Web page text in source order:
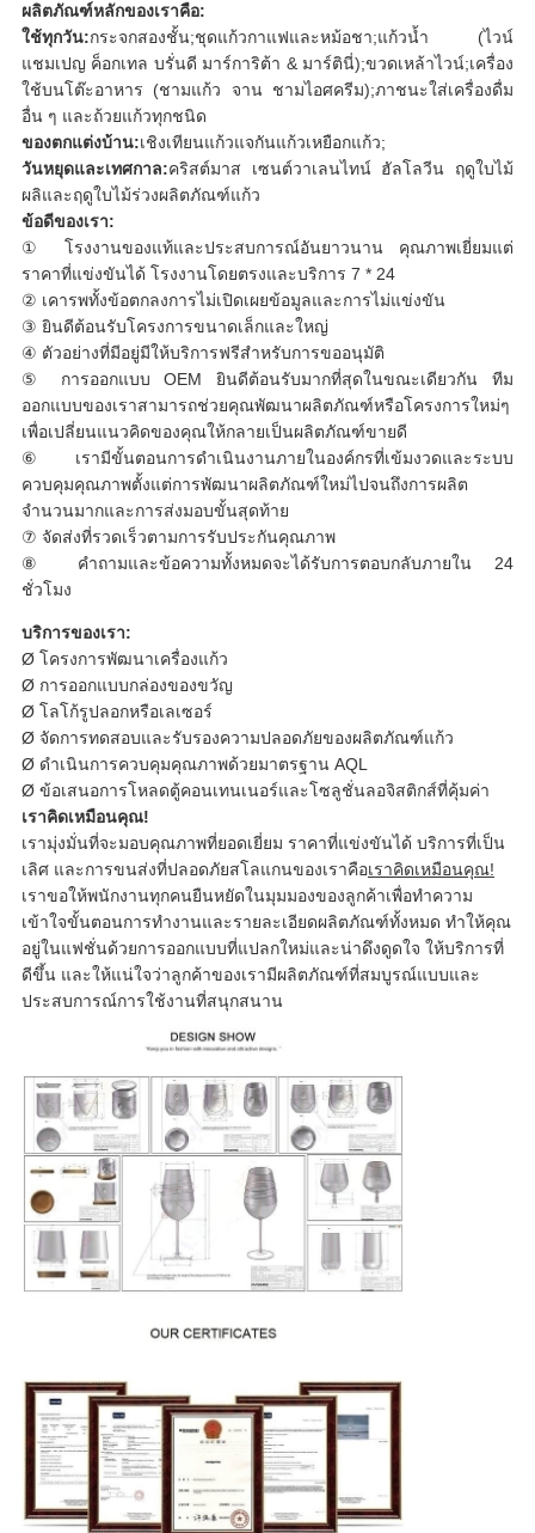
ผลิตภัณฑ์หลักของเราคือ:
ใช้ทุกวัน:กระจกสองชั้น;ชุดแก้วกาแฟและหม้อชา;แก้วน้ำ (ไวน์
แชมเปญ ค็อกเทล บรั่นดี มาร์การิต้า & มาร์ตินี่);ขวดเหล้าไวน์;เครื่อง
ใช้บนโต๊ะอาหาร (ชามแก้ว จาน ชามไอศครีม);ภาชนะใส่เครื่องดื่ม
อื่น ๆ และถ้วยแก้วทุกชนิด
ของตกแต่งบ้าน:เชิงเทียนแก้วแจกันแก้วเหยือกแก้ว;
วันหยุดและเทศกาล:คริสต์มาส เซนต์วาเลนไทน์ ฮัลโลวีน ฤดูใบไม้
ผลิและฤดูใบไม้ร่วงผลิตภัณฑ์แก้ว
ข้อดีของเรา:
① โรงงานของแท้และประสบการณ์อันยาวนาน คุณภาพเยี่ยมแต่
ราคาที่แข่งขันได้ โรงงานโดยตรงและบริการ 7 * 24
② เคารพทั้งข้อตกลงการไม่เปิดเผยข้อมูลและการไม่แข่งขัน
③ ยินดีต้อนรับโครงการขนาดเล็กและใหญ่
④ ตัวอย่างที่มีอยู่มีให้บริการฟรีสำหรับการขออนุมัติ
⑤ การออกแบบ OEM ยินดีต้อนรับมากที่สุดในขณะเดียวกัน ทีม
ออกแบบของเราสามารถช่วยคุณพัฒนาผลิตภัณฑ์หรือโครงการใหม่ๆ
เพื่อเปลี่ยนแนวคิดของคุณให้กลายเป็นผลิตภัณฑ์ขายดี
⑥ เรามีขั้นตอนการดำเนินงานภายในองค์กรที่เข้มงวดและระบบ
ควบคุมคุณภาพตั้งแต่การพัฒนาผลิตภัณฑ์ใหม่ไปจนถึงการผลิต
จำนวนมากและการส่งมอบขั้นสุดท้าย
⑦ จัดส่งที่รวดเร็วตามการรับประกันคุณภาพ
⑧ คำถามและข้อความทั้งหมดจะได้รับการตอบกลับภายใน 24
ชั่วโมง
บริการของเรา:
Ø โครงการพัฒนาเครื่องแก้ว
Ø การออกแบบกล่องของขวัญ
Ø โลโก้รูปลอกหรือเลเซอร์
Ø จัดการทดสอบและรับรองความปลอดภัยของผลิตภัณฑ์แก้ว
Ø ดำเนินการควบคุมคุณภาพด้วยมาตรฐาน AQL
Ø ข้อเสนอการโหลดตู้คอนเทนเนอร์และโซลูชั่นลอจิสติกส์ที่คุ้มค่า
เราคิดเหมือนคุณ!
เรามุ่งมั่นที่จะมอบคุณภาพที่ยอดเยี่ยม ราคาที่แข่งขันได้ บริการที่เป็น
เลิศ และการขนส่งที่ปลอดภัยสโลแกนของเราคือเราคิดเหมือนคุณ!
เราขอให้พนักงานทุกคนยืนหยัดในมุมมองของลูกค้าเพื่อทำความ
เข้าใจขั้นตอนการทำงานและรายละเอียดผลิตภัณฑ์ทั้งหมด ทำให้คุณ
อยู่ในแฟชั่นด้วยการออกแบบที่แปลกใหม่และน่าดึงดูดใจ ให้บริการที่
ดีขึ้น และให้แน่ใจว่าลูกค้าของเรามีผลิตภัณฑ์ที่สมบูรณ์แบบและ
ประสบการณ์การใช้งานที่สนุกสนาน